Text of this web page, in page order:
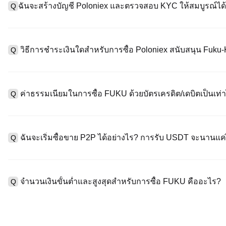
Q ฉันจะสร้างบัญชี Poloniex และตรวจสอบ KYC ให้สมบูรณ์ได้
"ความปลอดภัย" อัปโหลดเอกสาร Id ที่ถูกต้องของคุณ และถ่ายเซลฟี่
Q วิธีการชำระเงินใดสำหรับการซื้อ Poloniex สนับสนุน Fuku-
ซื้อขาย OTC สำหรับธุรกรรมขนาดใหญ่เกิน 100,000 USD พร้อมใบเสน
Q ค่าธรรมเนียมในการซื้อ FUKU ด้วยบัตรเครดิต/เดบิตเป็นเท่
ธรรมเนียมการซื้อขายแบบสปอตมาตรฐาน (ต่ำถึง 0.05%) ใช้กับการซื้อข
Q ฉันจะเริ่มซื้อขาย P2P ได้อย่างไร? การรับ USDT จะนานแ
กับวิธีการชำระเงินและเวลาตอบสนองของผู้ขาย
Q จำนวนเงินขั้นต่ำและสูงสุดสำหรับการซื้อ FUKU คืออะไร?